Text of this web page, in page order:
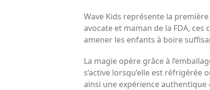
Wave Kids représente la
avocate et maman de la FDA,
amener les enfants à boire
La magie opère grâce à
s’active lorsqu’elle est
ainsi une expérience authentique